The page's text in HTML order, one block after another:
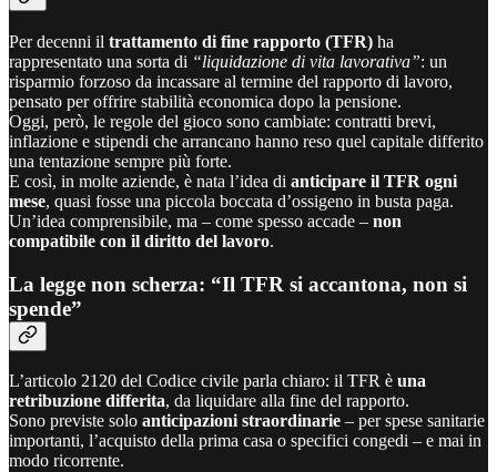
Per decenni il trattamento di fine rapporto (TFR) ha
rappresentato una sorta di “liquidazione di vita lavorativa”: un
risparmio forzoso da incassare al termine del rapporto di lavoro,
pensato per offrire stabilità economica dopo la pensione.
Oggi, però, le regole del gioco sono cambiate: contratti brevi,
inflazione e stipendi che arrancano hanno reso quel capitale differito
una tentazione sempre più forte.
E così, in molte aziende, è nata l’idea di anticipare il TFR ogni
mese, quasi fosse una piccola boccata d’ossigeno in busta paga.
Un’idea comprensibile, ma – come spesso accade – non
compatibile con il diritto del lavoro.
La legge non scherza: “Il TFR si accantona, non si
spende”
L’articolo 2120 del Codice civile parla chiaro: il TFR è una
retribuzione differita, da liquidare alla fine del rapporto.
Sono previste solo anticipazioni straordinarie – per spese sanitarie
importanti, l’acquisto della prima casa o specifici congedi – e mai in
modo ricorrente.